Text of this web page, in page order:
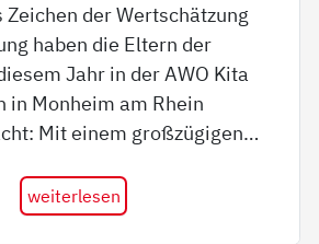
Zeichen der Wertschätzung
haben die Eltern der
Jahr in der AWO Kita
in Monheim am Rhein
Mit einem großzügigen…
weiterlesen